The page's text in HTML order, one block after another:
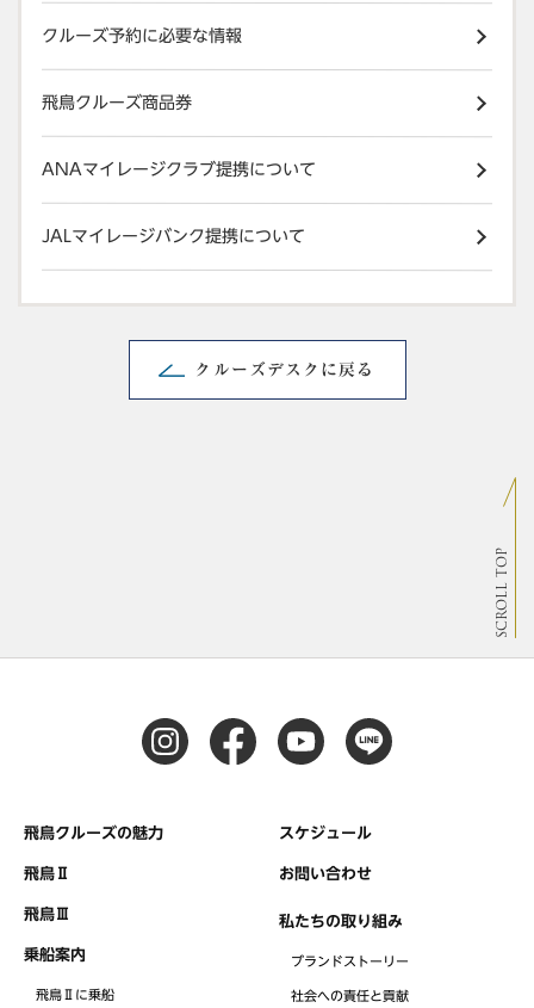
クルーズ予約に必要な情報
飛鳥クルーズ商品券
ANAマイレージクラブ提携について
JALマイレージバンク提携について
クルーズデスクに戻る
SCROLL TOP
飛鳥クルーズの魅力
飛鳥Ⅱ
飛鳥Ⅲ
乗船案内
飛鳥Ⅱに乗船
スケジュール
お問い合わせ
私たちの取り組み
ブランドストーリー
社会への責任と貢献